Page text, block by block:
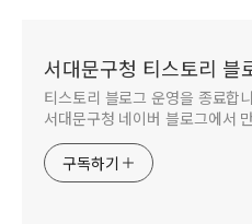
서대문구청 티스토리 블
티스토리 블로그 운영을 종료합
서대문구청 네이버 블로그에서
구독하기